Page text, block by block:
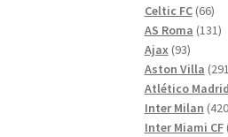
Celtic FC 6666
AS Roma 131131
Ajax 9393
Aston Villa 291
Atlético Madrid
Inter Milan 420
Inter Miami CF